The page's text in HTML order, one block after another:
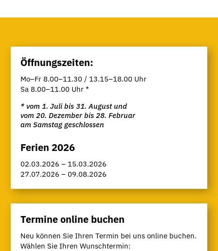
Öffnungszeiten:
Mo–Fr 8.00–11.30 / 13.15–18.00 Uhr
Sa 8.00–11.00 Uhr *
* vom 1. Juli bis 31. August und
vom 20. Dezember bis 28. Februar
am Samstag geschlossen
Ferien 2026
02.03.2026 – 15.03.2026
27.07.2026 – 09.08.2026
Termine online buchen
Neu können Sie Ihren Termin bei uns online buchen.
Wählen Sie Ihren Wunschtermin: